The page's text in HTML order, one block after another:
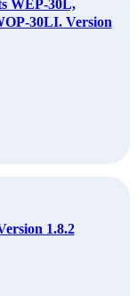
WEP-30L,
30LI. Version
1.8.2